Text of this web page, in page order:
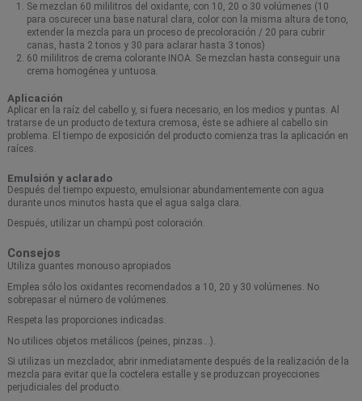
Se mezclan 60 mililitros del oxidante, con 10, 20 o 30 volúmenes (10
para oscurecer una base natural clara, color con la misma altura de tono,
extender la mezcla para un proceso de precoloración / 20 para cubrir
canas, hasta 2 tonos y 30 para aclarar hasta 3 tonos)
60 mililitros de crema colorante INOA. Se mezclan hasta conseguir una
crema homogénea y untuosa.
Aplicación
Aplicar en la raíz del cabello y, si fuera necesario, en los medios y puntas. Al
tratarse de un producto de textura cremosa, éste se adhiere al cabello sin
problema. El tiempo de exposición del producto comienza tras la aplicación en
raíces.
Emulsión y aclarado
Después del tiempo expuesto, emulsionar abundamentemente con agua
durante unos minutos hasta que el agua salga clara.
Después, utilizar un champú post coloración.
Consejos
Utiliza guantes monouso apropiados
Emplea sólo los oxidantes recomendados a 10, 20 y 30 volúmenes. No
sobrepasar el número de volúmenes.
Respeta las proporciones indicadas.
No utilices objetos metálicos (peines, pinzas…).
Si utilizas un mezclador, abrir inmediatamente después de la realización de la
mezcla para evitar que la coctelera estalle y se produzcan proyecciones
perjudiciales del producto.